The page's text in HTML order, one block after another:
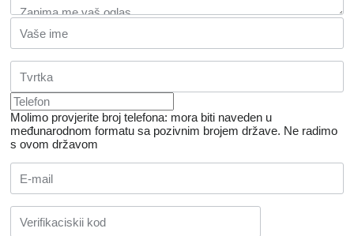
Molimo provjerite broj telefona: mora biti naveden u
međunarodnom formatu sa pozivnim brojem države. Ne radimo
s ovom državom